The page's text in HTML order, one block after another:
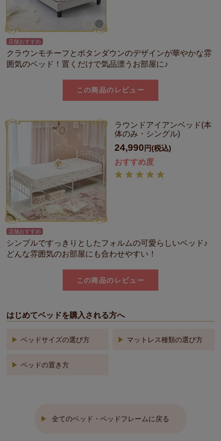
店舗おすすめ
クラウンモチーフとボタンダウンのデザインが華やかな雰
囲気のベッド！置くだけで気品漂うお部屋に♪
この商品のレビュー
ラウンドアイアンベッド(本
体のみ・シングル)
24,990 円(税込)
おすすめ度
店舗おすすめ
シンプルですっきりとしたフォルムの可愛らしいベッド♪
どんな雰囲気のお部屋にも合わせやすい！
この商品のレビュー
はじめてベッドを購入される方へ
ベッドサイズの選び方 マットレス種類の選び方
ベッドの置き方
全てのベッド・ベッドフレームに戻る